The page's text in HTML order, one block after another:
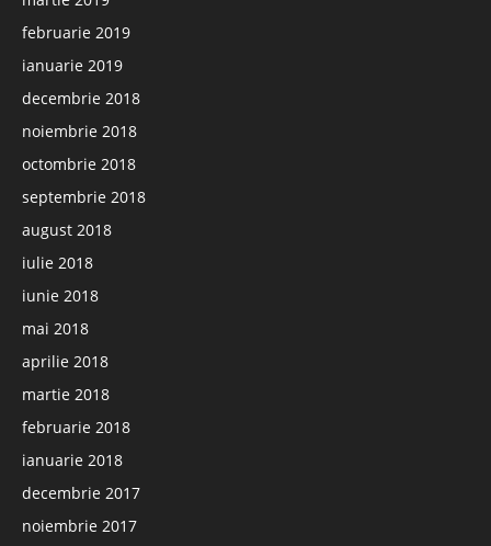
februarie 2019
ianuarie 2019
decembrie 2018
noiembrie 2018
octombrie 2018
septembrie 2018
august 2018
iulie 2018
iunie 2018
mai 2018
aprilie 2018
martie 2018
februarie 2018
ianuarie 2018
decembrie 2017
noiembrie 2017